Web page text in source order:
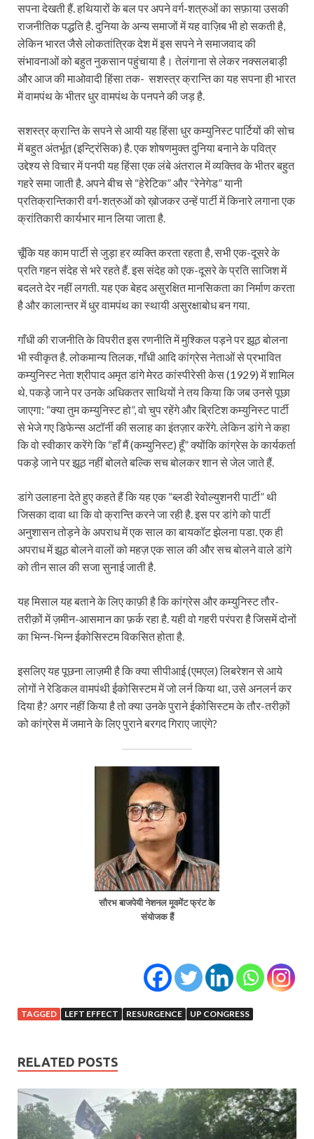
सपना देखती हैं. हथियारों के बल पर अपने वर्ग-शत्रुओं का सफ़ाया उसकी
राजनीतिक पद्धति है. दुनिया के अन्य समाजों में यह वाज़िब भी हो सकती है,
लेकिन भारत जैसे लोकतांत्रिक देश में इस सपने ने समाजवाद की
संभावनाओं को बहुत नुकसान पहुंचाया है। तेलंगाना से लेकर नक्सलबाड़ी
और आज की माओवादी हिंसा तक- सशस्त्र क्रान्ति का यह सपना ही भारत
में वामपंथ के भीतर धुर वामपंथ के पनपने की जड़ है.
सशस्त्र क्रान्ति के सपने से आयी यह हिंसा धुर कम्युनिस्ट पार्टियों की सोच
में बहुत अंतर्भूत (इन्ट्रिंसिक) है. एक शोषणमुक्त दुनिया बनाने के पवित्र
उद्देश्य से विचार में पनपी यह हिंसा एक लंबे अंतराल में व्यक्तिव के भीतर बहुत
गहरे समा जाती है. अपने बीच से “हेरेटिक” और “रेनेगेड” यानी
प्रतिक्रान्तिकारी वर्ग-शत्रुओं को ख़ोजकर उन्हें पार्टी में किनारे लगाना एक
क्रांतिकारी कार्यभार मान लिया जाता है.
चूँकि यह काम पार्टी से जुड़ा हर व्यक्ति करता रहता है, सभी एक-दूसरे के
प्रति गहन संदेह से भरे रहते हैं. इस संदेह को एक-दूसरे के प्रति साजिश में
बदलते देर नहीं लगती. यह एक बेहद असुरक्षित मानसिकता का निर्माण करता
है और कालान्तर में धुर वामपंथ का स्थायी असुरक्षाबोध बन गया.
गाँधी की राजनीति के विपरीत इस रणनीति में मुश्किल पड़ने पर झूठ बोलना
भी स्वीकृत है. लोकमान्य तिलक, गाँधी आदि कांग्रेस नेताओं से प्रभावित
कम्युनिस्ट नेता श्रीपाद अमृत डांगे मेरठ कांस्पीरेसी केस (1929) में शामिल
थे. पकड़े जाने पर उनके अधिकतर साथियों ने तय किया कि जब उनसे पूछा
जाएगा: “क्या तुम कम्युनिस्ट हो”, वो चुप रहेंगे और ब्रिटिश कम्युनिस्ट पार्टी
से भेजे गए डिफेन्स अटॉर्नी की सलाह का इंतज़ार करेंगे. लेकिन डांगे ने कहा
कि वो स्वीकार करेंगे कि “हाँ मैं (कम्युनिस्ट) हूँ” क्योंकि कांग्रेस के कार्यकर्ता
पकड़े जाने पर झूठ नहीं बोलते बल्कि सच बोलकर शान से जेल जाते हैं.
डांगे उलाहना देते हुए कहते हैं कि यह एक “ब्लडी रेवोल्युशनरी पार्टी” थी
जिसका दावा था कि वो क्रान्ति करने जा रही है. इस पर डांगे को पार्टी
अनुशासन तोड़ने के अपराध में एक साल का बायकॉट झेलना पडा. एक ही
अपराध में झूठ बोलने वालों को महज़ एक साल की और सच बोलने वाले डांगे
को तीन साल की सजा सुनाई जाती है.
यह मिसाल यह बताने के लिए काफ़ी है कि कांग्रेस और कम्युनिस्ट तौर-
तरीक़ों में ज़मीन-आसमान का फ़र्क रहा है. यही वो गहरी परंपरा है जिसमें दोनों
का भिन्न-भिन्न ईकोसिस्टम विकसित होता है.
इसलिए यह पूछना लाज़मी है कि क्या सीपीआई (एमएल) लिबरेशन से आये
लोगों ने रेडिकल वामपंथी ईकोसिस्टम में जो लर्न किया था, उसे अनलर्न कर
दिया है? अगर नहीं किया है तो क्या उनके पुराने ईकोसिस्टम के तौर-तरीक़ों
को कांग्रेस में जमाने के लिए पुराने बरगद गिराए जाएंगे?
सौरभ बाजपेयी नेशनल मूवमेंट फ्रंट के
संयोजक हैं
TAGGED LEFT EFFECT RESURGENCE UP CONGRESS
RELATED POSTS